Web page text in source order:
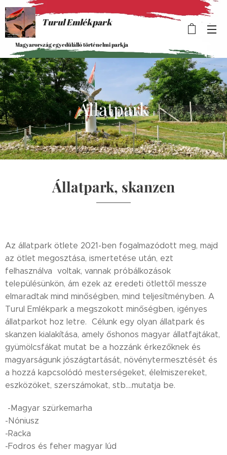
Turul Emlékpark
Magyarország egyedülálló történelmi parkja
Állatpark
Állatpark, skanzen
Az állatpark ötlete 2021-ben fogalmazódott meg, majd
az ötlet megosztása, ismertetése után, ezt
felhasználva voltak, vannak próbálkozások
településünkön, ám ezek az eredeti ötlettől messze
elmaradtak mind minőségben, mind teljesítményben. A
Turul Emlékpark a megszokott minőségben, igényes
állatparkot hoz letre. Célunk egy olyan állatpark és
skanzen kialakítása, amely őshonos magyar állatfajtákat,
gyümölcsfákat mutat be a hozzánk érkezőknek és
magyarságunk jószágtartását, növénytermesztését és
a hozzá kapcsolódó mesterségeket, élelmiszereket,
eszközöket, szerszámokat, stb....mutatja be.
-Magyar szürkemarha
-Nóniusz
-Racka
-Fodros és feher magyar lúd